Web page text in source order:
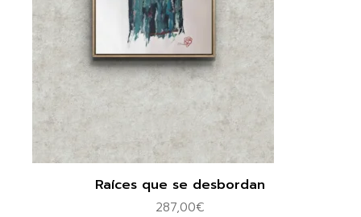
Raíces que se desbordan
287,00€